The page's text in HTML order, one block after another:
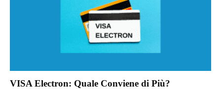
VISA Electron: Quale Conviene di Più?